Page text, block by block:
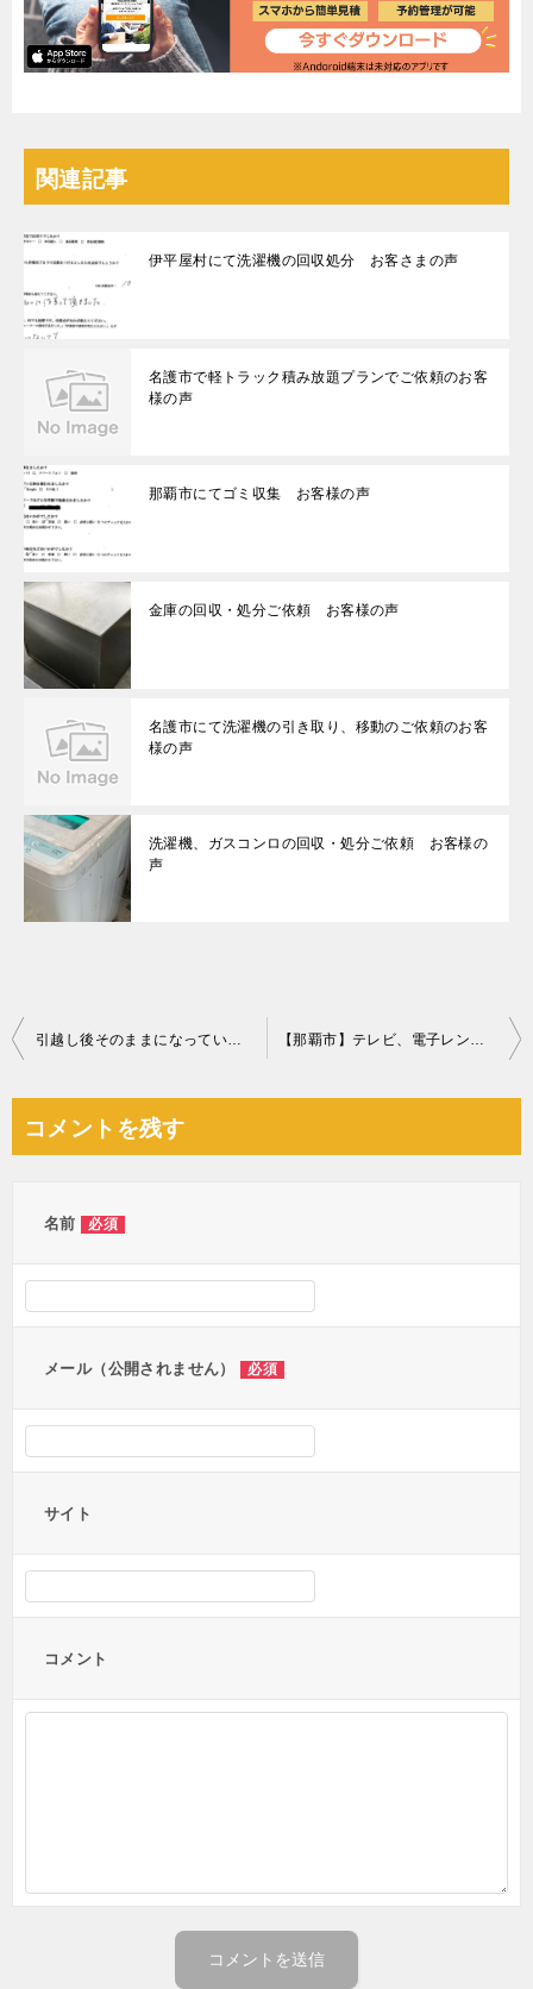
関連記事
伊平屋村にて洗濯機の回収処分 お客さまの声
名護市で軽トラック積み放題プランでご依頼のお客
様の声
那覇市にてゴミ収集 お客様の声
金庫の回収・処分ご依頼 お客様の声
名護市にて洗濯機の引き取り、移動のご依頼のお客
様の声
洗濯機、ガスコンロの回収・処分ご依頼 お客様の
声
投
ビ
引越し後そのままになっている部屋の片付け、清掃、ゴミの回収・処分 【那覇市】テレビ、電子レンジの回収・処分ご依頼 お客様の声
コメントを残す
名前 必須
メール（公開されません） 必須
サイト
コメント